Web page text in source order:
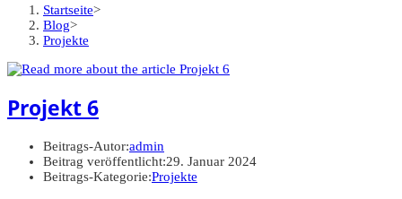
Startseite>
Blog>
Projekte
Projekt 6
Beitrags-Autor:admin
Beitrag veröffentlicht:29. Januar 2024
Beitrags-Kategorie:Projekte